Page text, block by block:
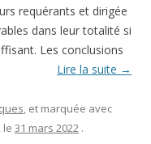
requérants et dirigée
dans leur totalité si
Les conclusions
Lire la suite →
, et marquée avec
, le 31 mars 2022 .